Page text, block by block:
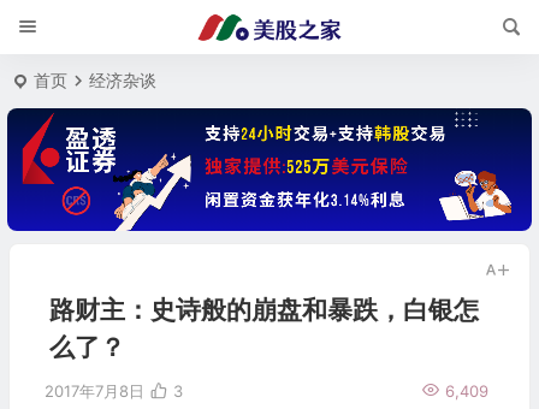
首页 经济杂谈
路财主：史诗般的崩盘和暴跌，白银怎
么了？
2017年7月8日 6,409
3